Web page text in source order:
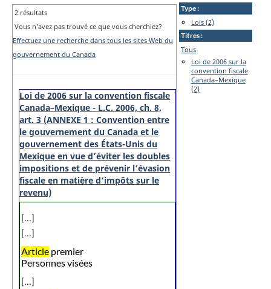
2 résultats
Vous n’avez pas trouvé ce que vous cherchiez?
Effectuez une recherche dans tous les sites Web du
gouvernement du Canada
Loi de 2006 sur la convention fiscale
Canada–Mexique - L.C. 2006, ch. 8,
art. 3 (ANNEXE 1 : Convention entre
le gouvernement du Canada et le
gouvernement des États-Unis du
Mexique en vue d’éviter les doubles
impositions et de prévenir l’évasion
fiscale en matière d’impôts sur le
revenu)
[...]
[...]
Article premier
Personnes visées
[...]
Type :
Lois (2)
Titres :
Tous
Loi de 2006 sur la
convention fiscale
Canada–Mexique
(2)